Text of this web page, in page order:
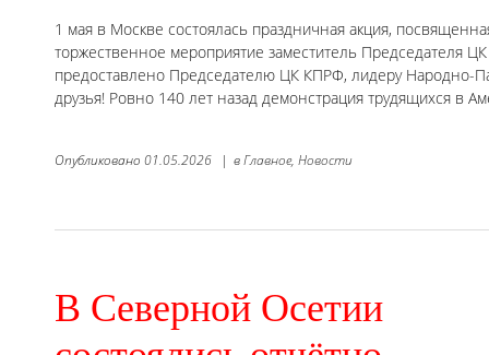
1 мая в Москве состоялась праздничная акция,
торжественное мероприятие заместитель Председателя
предоставлено Председателю ЦК КПРФ, лидеру Народно-
друзья! Ровно 140 лет назад демонстрация трудящихся в
Опубликовано 01.05.2026 | вГлавное, Новости
В Северной Осетии